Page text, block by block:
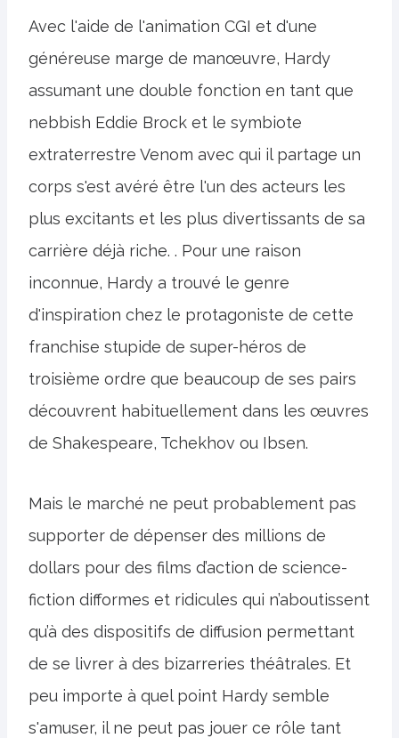
Avec l'aide de l'animation CGI et d'une
généreuse marge de manœuvre, Hardy
assumant une double fonction en tant que
nebbish Eddie Brock et le symbiote
extraterrestre Venom avec qui il partage un
corps s'est avéré être l'un des acteurs les
plus excitants et les plus divertissants de sa
carrière déjà riche. . Pour une raison
inconnue, Hardy a trouvé le genre
d'inspiration chez le protagoniste de cette
franchise stupide de super-héros de
troisième ordre que beaucoup de ses pairs
découvrent habituellement dans les œuvres
de Shakespeare, Tchekhov ou Ibsen.
Mais le marché ne peut probablement pas
supporter de dépenser des millions de
dollars pour des films d’action de science-
fiction difformes et ridicules qui n’aboutissent
qu’à des dispositifs de diffusion permettant
de se livrer à des bizarreries théâtrales. Et
peu importe à quel point Hardy semble
s'amuser, il ne peut pas jouer ce rôle tant